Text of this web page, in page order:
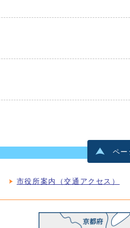
ペー
市役所案内（交通アクセス）